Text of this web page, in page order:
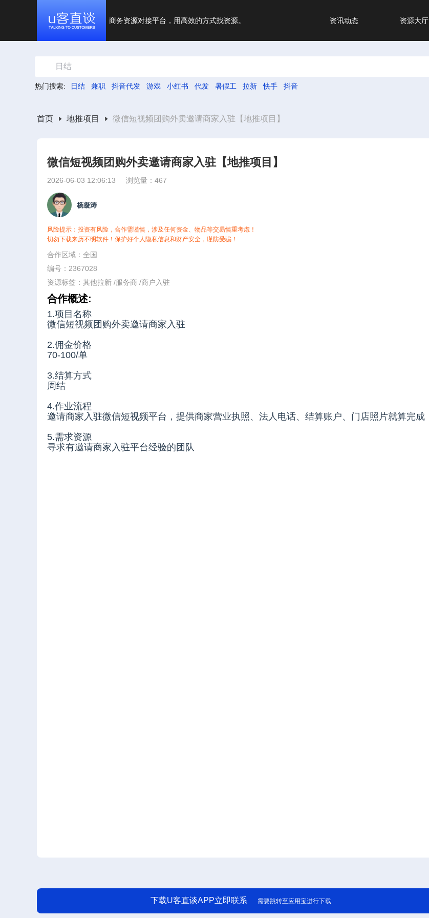
商务资源对接平台，用高效的方式找资源。 资讯动态 资源大厅
日结
热门搜索: 日结 兼职 抖音代发 游戏 小红书 代发 暑假工 拉新 快手 抖音
首页 地推项目 微信短视频团购外卖邀请商家入驻【地推项目】
微信短视频团购外卖邀请商家入驻【地推项目】
2026-06-03 12:06:13 浏览量：467
杨凝涛
风险提示：投资有风险，合作需谨慎，涉及任何资金、物品等交易慎重考虑！
切勿下载来历不明软件！保护好个人隐私信息和财产安全，谨防受骗！
合作区域：全国
编号：2367028
资源标签： 其他拉新 /服务商 /商户入驻
合作概述:
1.项目名称
微信短视频团购外卖邀请商家入驻
2.佣金价格
70-100/单
3.结算方式
周结
4.作业流程
邀请商家入驻微信短视频平台，提供商家营业执照、法人电话、结算账户、门店照片就算完成
5.需求资源
寻求有邀请商家入驻平台经验的团队
下载U客直谈APP立即联系 需要跳转至应用宝进行下载